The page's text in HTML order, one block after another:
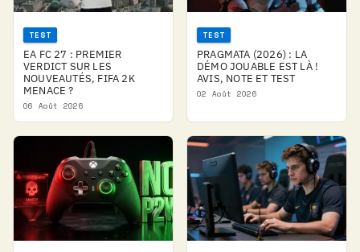
TEST
EA FC 27 : PREMIER
VERDICT SUR LES
NOUVEAUTÉS, FIFA 2K
MENACE ?
06 Août 2026
TEST
PRAGMATA (2026) : LA
DÉMO JOUABLE EST LÀ !
AVIS, NOTE ET TEST
02 Août 2026